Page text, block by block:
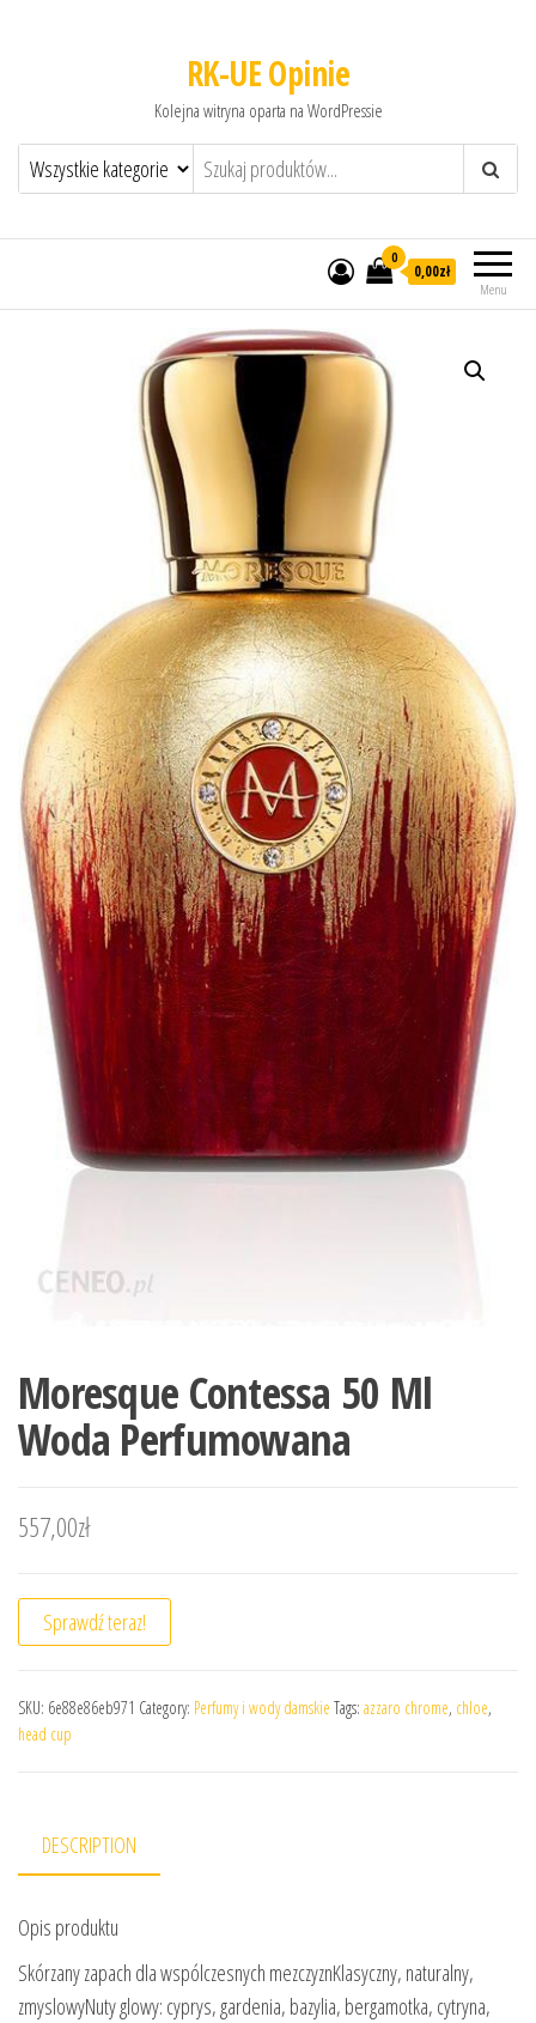
RK-UE Opinie
Kolejna witryna oparta na WordPressie
Menu
0
0,00zł
Moresque Contessa 50 Ml
Woda Perfumowana
557,00zł
Sprawdź teraz!
SKU: 6e88e86eb971 Category: Perfumy i wody damskie Tags: azzaro chrome, chloe,
head cup
DESCRIPTION
Opis produktu
Skórzany zapach dla wspólczesnych mezczyznKlasyczny, naturalny,
zmyslowyNuty glowy: cyprys, gardenia, bazylia, bergamotka, cytryna,